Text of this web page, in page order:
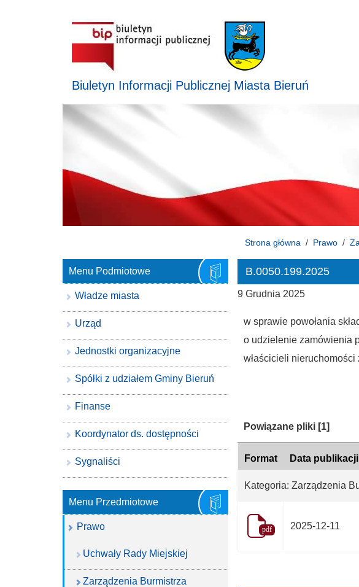
Biuletyn Informacji Publicznej Miasta Bieruń
Strona główna Prawo
B.0050.199.2025
9 Grudnia 2025
w sprawie powołania
o udzielenie zamówienia
właścicieli
Kategoria:
Powiązane pliki [1]
Format Data publikacji
Kategoria: Zarządzenia
pdf 2025-12-11
Menu Podmiotowe
Władze miasta
Urząd
Jednostki organizacyjne
Spółki z udziałem Gminy Bieruń
Finanse
Koordynator ds. dostępności
Sygnaliści
Menu Przedmiotowe
Prawo
Uchwały Rady Miejskiej
Zarządzenia Burmistrza